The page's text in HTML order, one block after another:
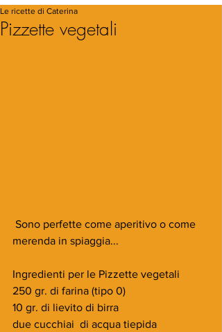
Pizzette vegetali
Le ricette di Caterina
merenda in spiaggia...
Ingredienti per le Pizzette vegetali
250 gr. di farina (tipo 0)
10 gr. di lievito di birra
due cucchiai  di acqua tiepida